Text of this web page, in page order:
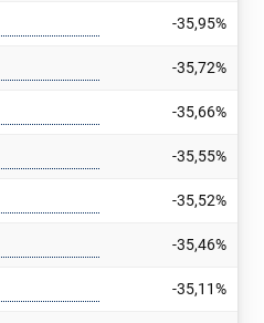
-35,95%
-35,72%
-35,66%
-35,55%
-35,52%
-35,46%
-35,11%